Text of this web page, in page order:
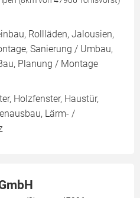
Rollläden, Jalousien,
Sanierung / Umbau,
Planung / Montage
Holzfenster, Haustür,
Lärm- /